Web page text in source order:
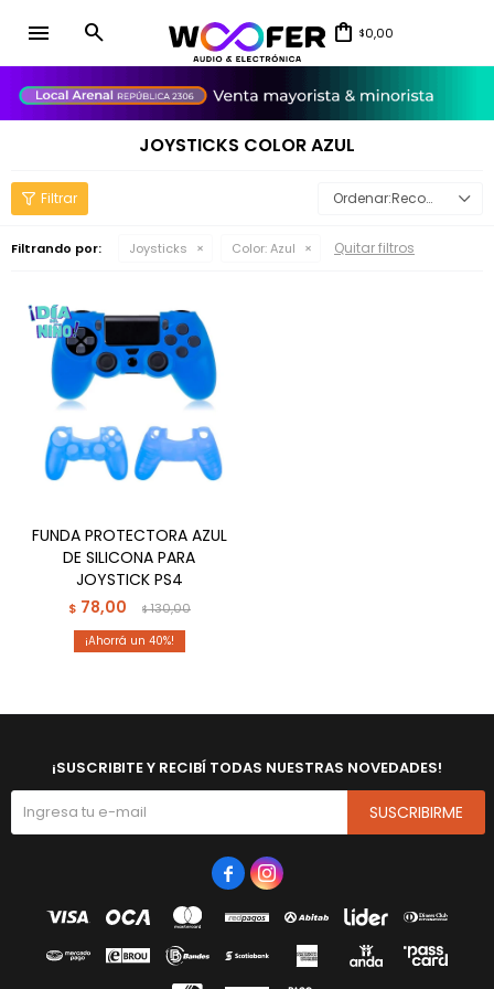
menu $0,00
JOYSTICKS COLOR AZUL
Recomendados
Filtrando por: Joysticks Color:Azul Quitar filtros
FUNDA PROTECTORA AZUL
DE SILICONA PARA
JOYSTICK PS4
$ 78,00 $130,00
40
¡SUSCRIBITE Y RECIBÍ TODAS NUESTRAS NOVEDADES!
SUSCRIBIRME
 
close